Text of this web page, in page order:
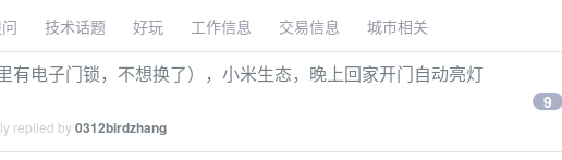
技术话题 好玩 工作信息 交易信息 城市相关
有电子门锁，不想换了），小米生态，晚上回家开门自动亮灯
replied by0312birdzhang
9